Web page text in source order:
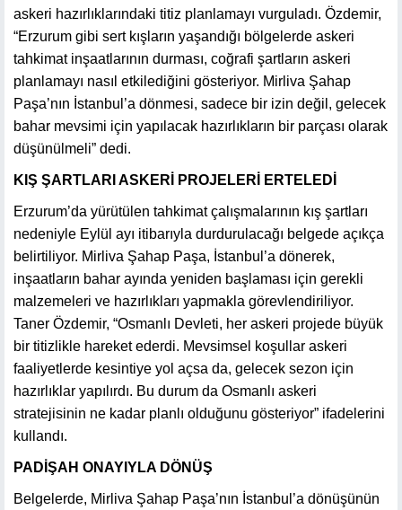
askeri hazırlıklarındaki titiz planlamayı vurguladı. Özdemir,
“Erzurum gibi sert kışların yaşandığı bölgelerde askeri
tahkimat inşaatlarının durması, coğrafi şartların askeri
planlamayı nasıl etkilediğini gösteriyor. Mirliva Şahap
Paşa’nın İstanbul’a dönmesi, sadece bir izin değil, gelecek
bahar mevsimi için yapılacak hazırlıkların bir parçası olarak
düşünülmeli” dedi.
KIŞ ŞARTLARI ASKERİ PROJELERİ ERTELEDİ
Erzurum’da yürütülen tahkimat çalışmalarının kış şartları
nedeniyle Eylül ayı itibarıyla durdurulacağı belgede açıkça
belirtiliyor. Mirliva Şahap Paşa, İstanbul’a dönerek,
inşaatların bahar ayında yeniden başlaması için gerekli
malzemeleri ve hazırlıkları yapmakla görevlendiriliyor.
Taner Özdemir, “Osmanlı Devleti, her askeri projede büyük
bir titizlikle hareket ederdi. Mevsimsel koşullar askeri
faaliyetlerde kesintiye yol açsa da, gelecek sezon için
hazırlıklar yapılırdı. Bu durum da Osmanlı askeri
stratejisinin ne kadar planlı olduğunu gösteriyor” ifadelerini
kullandı.
PADİŞAH ONAYIYLA DÖNÜŞ
Belgelerde, Mirliva Şahap Paşa’nın İstanbul’a dönüşünün